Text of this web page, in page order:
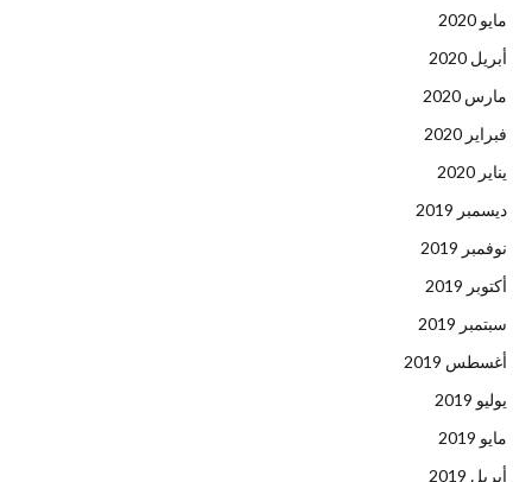
مايو 2020
أبريل 2020
مارس 2020
فبراير 2020
يناير 2020
ديسمبر 2019
نوفمبر 2019
أكتوبر 2019
سبتمبر 2019
أغسطس 2019
يوليو 2019
مايو 2019
أبريل 2019